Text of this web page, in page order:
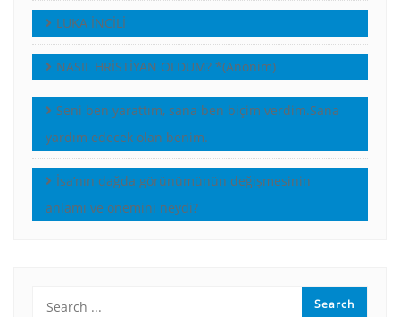
LUKA İNCİLİ
NASIL HRİSTİYAN OLDUM? *(Anonim)
Seni ben yarattım, sana ben biçim verdim.Sana
yardım edecek olan benim.
İsa’nın dağda görünümünün değişmesinin
anlamı ve önemini neydi?